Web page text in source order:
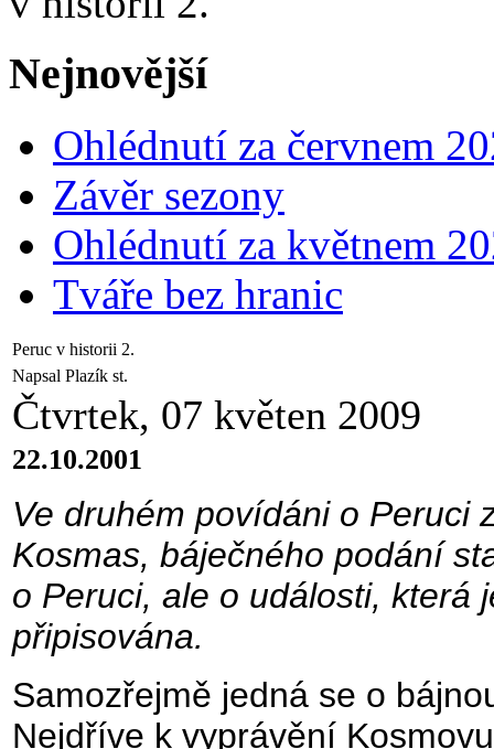
Nejnovější
Ohlédnutí za červnem
Závěr sezony
Ohlédnutí za květnem
Tváře bez hranic
Peruc v historii 2.
Napsal Plazík st.
Čtvrtek, 07 květen 2009
22.10.2001
Ve druhém povídáni o Peruci
Kosmas, báječného podání
o Peruci, ale o události, která
připisována.
Samozřejmě jedná se o
Nejdříve k vyprávění